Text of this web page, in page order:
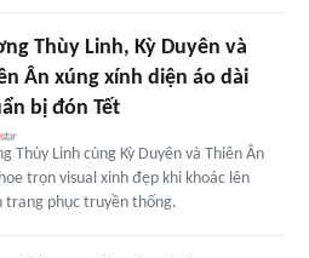
Thùy Linh, Kỳ Duyên và
Ân xúng xính diện áo dài
bị đón Tết
Thùy Linh cùng Kỳ Duyên và Thiên Ân
trọn visual xinh đẹp khi khoác lên
trang phục truyền thống.